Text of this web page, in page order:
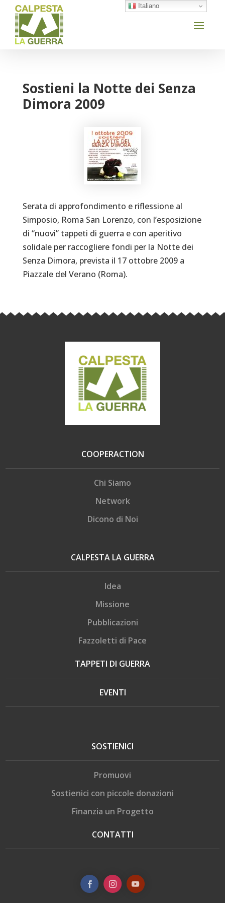
Sostieni la Notte dei Senza
Dimora 2009
Serata di approfondimento e riflessione al
Simposio, Roma San Lorenzo, con l’esposizione
di “nuovi” tappeti di guerra e con aperitivo
solidale per raccogliere fondi per la Notte dei
Senza Dimora, prevista il 17 ottobre 2009 a
Piazzale del Verano (Roma).
COOPERACTION
Chi Siamo
Network
Dicono di Noi
CALPESTA LA GUERRA
Idea
Missione
Pubblicazioni
Fazzoletti di Pace
TAPPETI DI GUERRA
EVENTI
SOSTIENICI
Promuovi
Sostienici con piccole donazioni
Finanzia un Progetto
CONTATTI
Italiano